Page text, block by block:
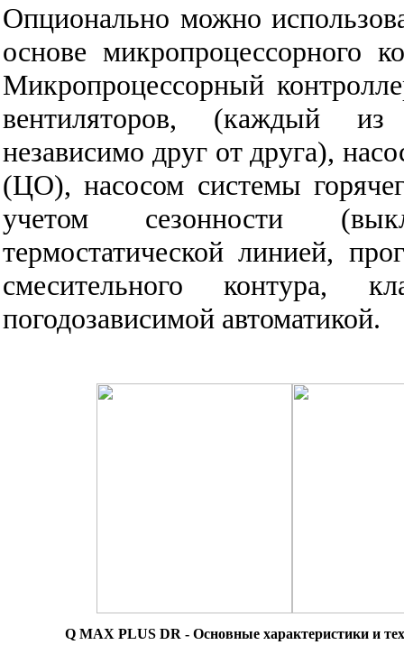
Опционально можно
основе микропроцессорного
Микропроцессорный
вентиляторов, (каждый из
независимо друг от друга),
(ЦО), насосом системы
учетом сезонности
термостатической линией,
смесительного контура,
погодозависимой автоматикой.
Q MAX PLUS DR - Основные характеристики и